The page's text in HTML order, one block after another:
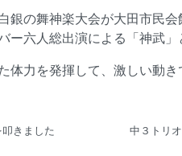
銀の舞神楽大会が大田市民
ー六人総出演による「神武」
体力を発揮して、激しい動
きました 中３トリ